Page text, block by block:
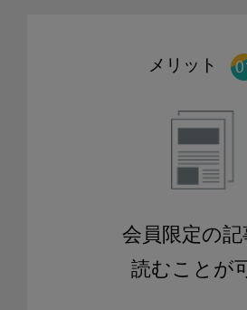
メリット
会員限定の記
読むことが